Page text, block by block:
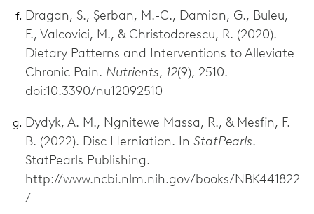
Dragan, S., Șerban, M.-C., Damian, G., Buleu,
F., Valcovici, M., & Christodorescu, R. (2020).
Dietary Patterns and Interventions to Alleviate
Chronic Pain. Nutrients, 12(9), 2510.
doi:10.3390/nu12092510
Dydyk, A. M., Ngnitewe Massa, R., & Mesfin, F.
B. (2022). Disc Herniation. In StatPearls.
StatPearls Publishing.
http://www.ncbi.nlm.nih.gov/books/NBK441822
/